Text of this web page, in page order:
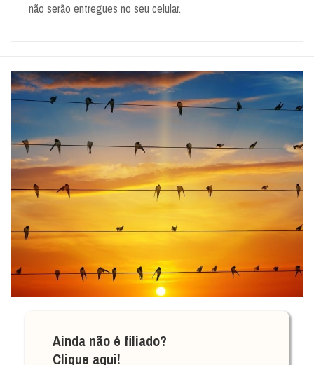
não serão entregues no seu celular.
Ainda não é filiado?
Clique aqui!